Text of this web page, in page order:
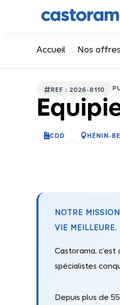
Accueil 5 Nos offres
REF : 2026-8110
CDD  HÉNIN-
NOTRE
VIE MEILLEURE.
Castorama,
spécialistes
Depuis plus de
Panneau de gestion des